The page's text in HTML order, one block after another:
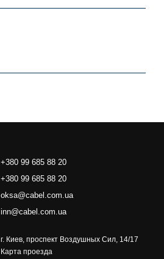
+380 99 685 88 20
+380 99 685 88 20
oksa@cabel.com.ua
inn@cabel.com.ua
г. Киев, проспект Воздушных Сил, 14/17
Карта проезда